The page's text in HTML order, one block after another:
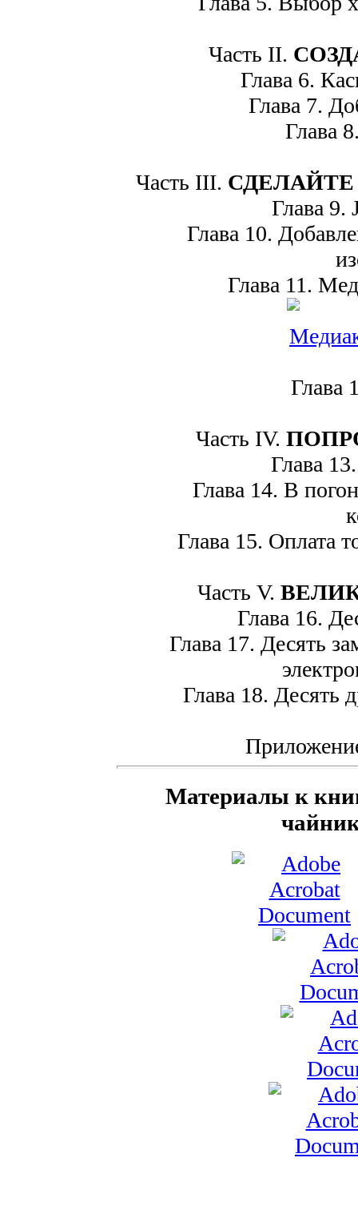
Часть II.
Глава 6.
Глава 7.
Глава
Часть III.
Глава 9.
Глава 10.
Глава 11.
Глава
Часть IV.
Глава
Глава 14. В
Глава 15. Оплата
Часть V.
Глава 16.
Глава 17. Десять
Глава 18. Десять
Материалы к